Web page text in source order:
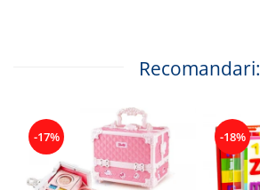
Recomandari:
-17% -18%